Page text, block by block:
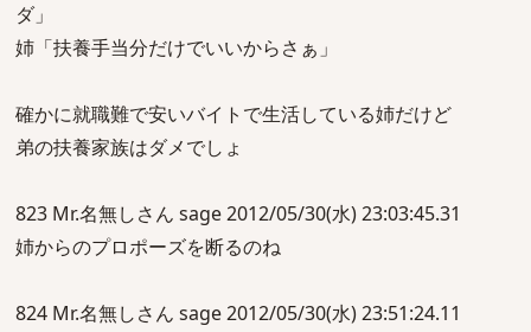
ダ」
姉「扶養手当分だけでいいからさぁ」
確かに就職難で安いバイトで生活している姉だけど
弟の扶養家族はダメでしょ
823 Mr.名無しさん sage 2012/05/30(水) 23:03:45.31
姉からのプロポーズを断るのね
824 Mr.名無しさん sage 2012/05/30(水) 23:51:24.11